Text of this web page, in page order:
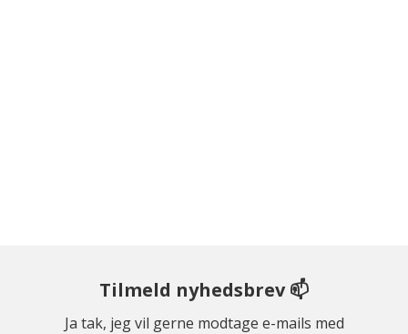
Tilmeld nyhedsbrev 📫
Ja tak, jeg vil gerne modtage e-mails med